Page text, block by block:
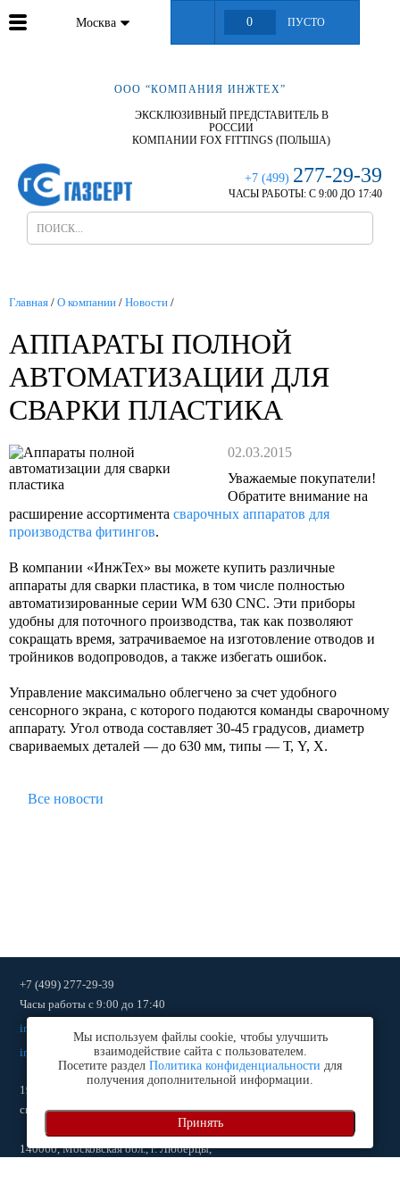
Москва 0 ПУСТО
ООО “КОМПАНИЯ ИНЖТЕХ”
ЭКСКЛЮЗИВНЫЙ ПРЕДСТАВИТЕЛЬ В
РОССИИ
КОМПАНИИ FOX FITTINGS (ПОЛЬША)
+7 (499) 277-29-39
ЧАСЫ РАБОТЫ: С 9:00 ДО 17:40
Главная / О компании / Новости /
АППАРАТЫ ПОЛНОЙ
АВТОМАТИЗАЦИИ ДЛЯ
СВАРКИ ПЛАСТИКА
02.03.2015
Уважаемые покупатели!
Обратите внимание на
расширение ассортимента сварочных аппаратов для
производства фитингов.
В компании «ИнжТех» вы можете купить различные
аппараты для сварки пластика, в том числе полностью
автоматизированные серии WM 630 CNC. Эти приборы
удобны для поточного производства, так как позволяют
сокращать время, затрачиваемое на изготовление отводов и
тройников водопроводов, а также избегать ошибок.
Управление максимально облегчено за счет удобного
сенсорного экрана, с которого подаются команды сварочному
аппарату. Угол отвода составляет 30-45 градусов, диаметр
свариваемых деталей — до 630 мм, типы — Т, Y, Х.
Все новости
+7 (499) 277-29-39
Часы работыс 9:00 до 17:40
ingtehcompany2011@mail.ru,
info@ingtehcompany.ru.
192102 Санкт-Петербург
ул. Салова дом 53, к. 1, оф. 27 (офис и
склад)
140060, Московская обл., г.Люберцы,
Мы используем файлы cookie, чтобы улучшить
взаимодействие сайта с пользователем.
Посетите раздел Политика конфиденциальности для
получения дополнительной информации.
Принять